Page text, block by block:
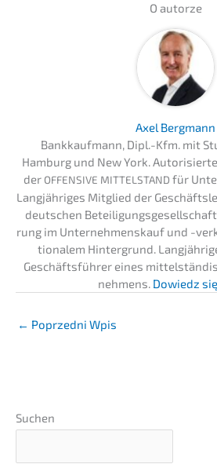
O autor­ze
Axel Bergmann
Bankkauf­mann, Dipl.-Kfm. mit
Hamburg und New York.
der OFFENSIVE MITTELSTAND für
Langjäh­ri­ges Mitglied der
deutschen
rung im Unter­nehmens­kauf und -
tio­na­lem Hinter­grund.
Geschäfts­füh­rer eines
neh­mens. Dowiedz
← Poprzedni Wpis
Suchen